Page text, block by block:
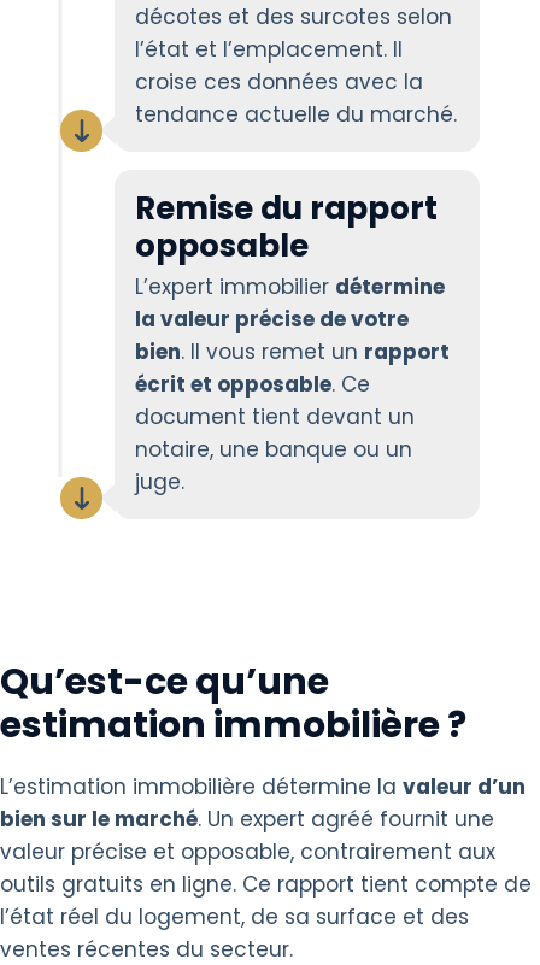
décotes et des surcotes selon
l’état et l’emplacement. Il
croise ces données avec la
tendance actuelle du marché.
Remise du rapport
opposable
L’expert immobilier détermine
la valeur précise de votre
bien. Il vous remet un rapport
écrit et opposable. Ce
document tient devant un
notaire, une banque ou un
juge.
Qu’est-ce qu’une
estimation immobilière ?
L’estimation immobilière détermine la valeur d’un
bien sur le marché. Un expert agréé fournit une
valeur précise et opposable, contrairement aux
outils gratuits en ligne. Ce rapport tient compte de
l’état réel du logement, de sa surface et des
ventes récentes du secteur.